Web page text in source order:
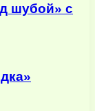
шубой» с